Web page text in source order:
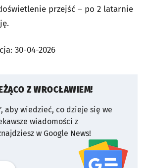
przejść – po 2 latarnie
30-04-2026
Z WROCŁAWIEM!
aby wiedzieć, co dzieje się we
wiadomości z
w Google News!